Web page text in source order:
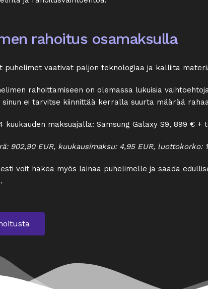
rahoitus osamaksulla
puhelimet vaativat paljon teknologiaa ja kalliita
rahoittamiseen on olemassa lukuisia
sinun ei tarvitse kiinnittää kerralla suurta määrää
kuukauden maksuajalla: Samsung Galaxy S9, 899 € +
902,90 EUR, kuukausimaksu: 4,95 EUR, luottokorko:
voit hakea myös lainaa puhelimelle ja saada